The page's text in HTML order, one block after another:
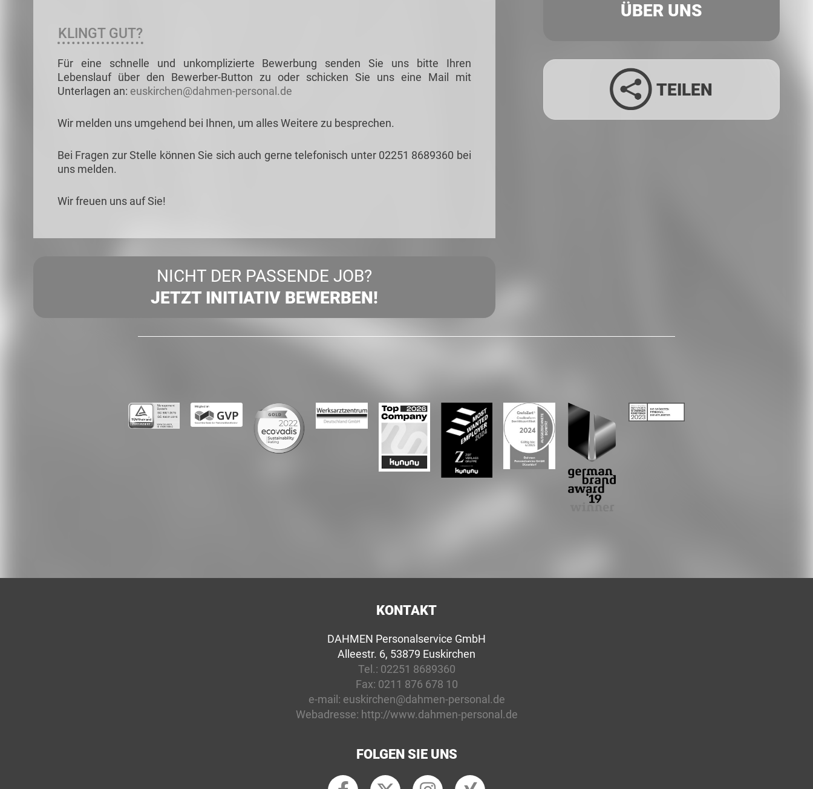
KLINGT GUT?
Für eine schnelle und unkomplizierte Bewerbung senden Sie uns bitte Ihren
Lebenslauf über den Bewerber-Button zu oder schicken Sie uns eine Mail mit
Unterlagen an: euskirchen@dahmen-personal.de
Wir melden uns umgehend bei Ihnen, um alles Weitere zu besprechen.
Bei Fragen zur Stelle können Sie sich auch gerne telefonisch unter 02251 8689360 bei
uns melden.
Wir freuen uns auf Sie!
NICHT DER PASSENDE JOB?
JETZT INITIATIV BEWERBEN!
ÜBER UNS
TEILEN
KONTAKT
DAHMEN Personalservice GmbH
Alleestr. 6, 53879 Euskirchen
Tel.: 02251 8689360
Fax: 0211 876 678 10
e-mail: euskirchen@dahmen-personal.de
Webadresse: http://www.dahmen-personal.de
FOLGEN SIE UNS